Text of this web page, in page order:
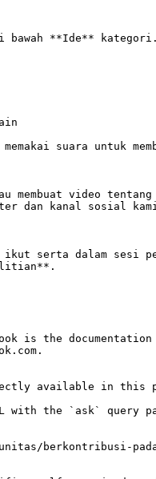
**Ide**
suara untuk
video
dan kanal sosial
ikut serta dalam
is the
available in this
with the `ask`
berkontribusi-